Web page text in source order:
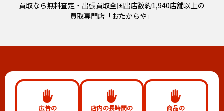
買取なら無料査定・出張買取全国出店数約1,940店舗以上の
買取専門店「おたからや」
広告の
店内の長時間の
商品の